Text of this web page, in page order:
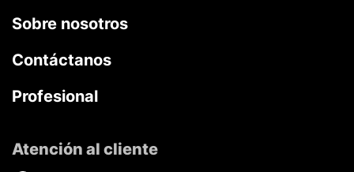
Sobre nosotros
Contáctanos
Profesional
Atención al cliente